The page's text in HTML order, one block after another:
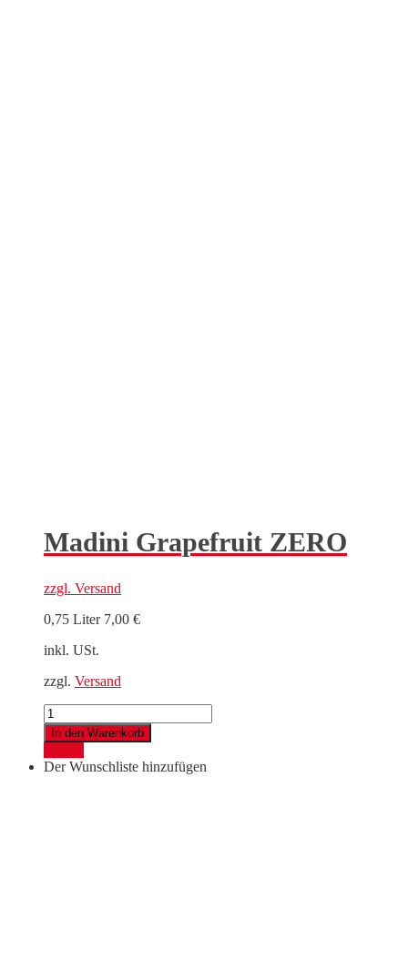
Madini Grapefruit ZERO
zzgl. Versand
0,75 Liter 7,00 €
inkl. USt.
zzgl. Versand
Madini
Grapefruit
ZERO
Menge
In den Warenkorb
Der Wunschliste hinzufügen